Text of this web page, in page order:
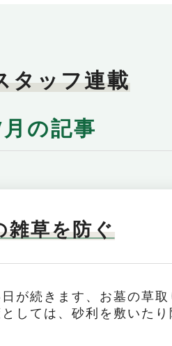
タッフ連載
の記事
雑草を防ぐ
が続きます、お墓の草
しては、砂利を敷いた